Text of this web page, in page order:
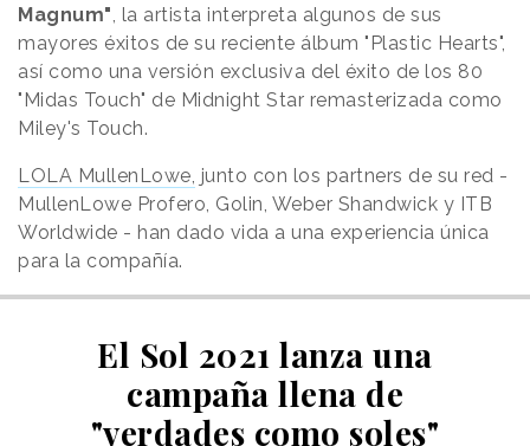
Magnum", la artista interpreta algunos de sus
mayores éxitos de su reciente álbum "Plastic Hearts",
así como una versión exclusiva del éxito de los 80
"Midas Touch" de Midnight Star remasterizada como
Miley's Touch.
LOLA MullenLowe, junto con los partners de su red -
MullenLowe Profero, Golin, Weber Shandwick y ITB
Worldwide - han dado vida a una experiencia única
para la compañía.
El Sol 2021 lanza una
campaña llena de
"verdades como soles"